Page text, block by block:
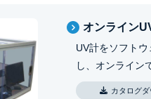
オンライン
UV計をソフトウ
し、オンライン
カタログ